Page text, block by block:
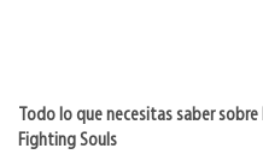
Todo lo que necesitas saber
Fighting Souls